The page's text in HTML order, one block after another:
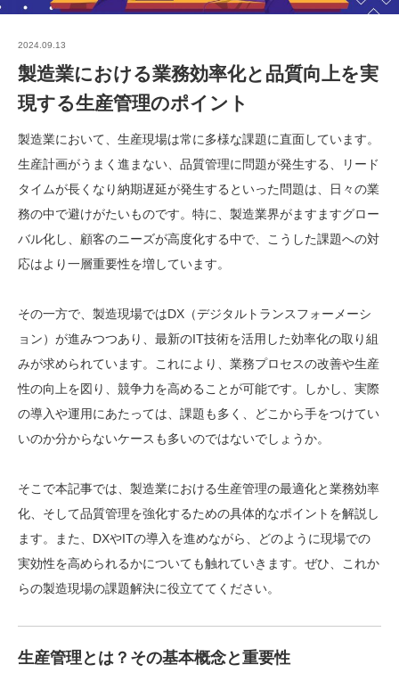
2024.09.13
製造業における業務効率化と品質向上を実
現する生産管理のポイント
製造業において、生産現場は常に多様な課題に直面しています。
生産計画がうまく進まない、品質管理に問題が発生する、リード
タイムが長くなり納期遅延が発生するといった問題は、日々の業
務の中で避けがたいものです。特に、製造業界がますますグロー
バル化し、顧客のニーズが高度化する中で、こうした課題への対
応はより一層重要性を増しています。
その一方で、製造現場ではDX（デジタルトランスフォーメーシ
ョン）が進みつつあり、最新のIT技術を活用した効率化の取り組
みが求められています。これにより、業務プロセスの改善や生産
性の向上を図り、競争力を高めることが可能です。しかし、実際
の導入や運用にあたっては、課題も多く、どこから手をつけてい
いのか分からないケースも多いのではないでしょうか。
そこで本記事では、製造業における生産管理の最適化と業務効率
化、そして品質管理を強化するための具体的なポイントを解説し
ます。また、DXやITの導入を進めながら、どのように現場での
実効性を高められるかについても触れていきます。ぜひ、これか
らの製造現場の課題解決に役立ててください。
生産管理とは？その基本概念と重要性